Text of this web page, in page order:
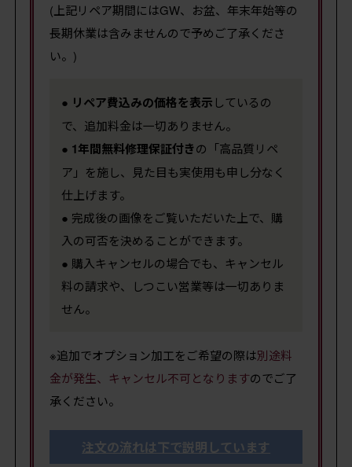
(上記リペア期間にはGW、お盆、年末年始等の
長期休業は含みませんので予めご了承くださ
い。)
● リペア費込みの価格を表示 しているの
で、追加料金は一切ありません。
● 1年間無料修理保証付きの「高品質リペ
ア」を施し、見た目も実使用も申し分なく
仕上げます。
● 完成後の画像をご覧いただいた上で、購
入の可否を決めることができます。
● 購入キャンセルの場合でも、キャンセル
料の請求や、しつこい営業等は一切ありま
せん。
※追加でオプション加工をご希望の際は別途料
金が発生、キャンセル不可となりますのでご了
承ください。
注文の流れは下で説明しています